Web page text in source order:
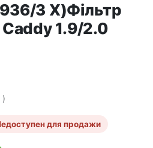
936/3 X)Фільтр
1.9/2.0
)
для продажи